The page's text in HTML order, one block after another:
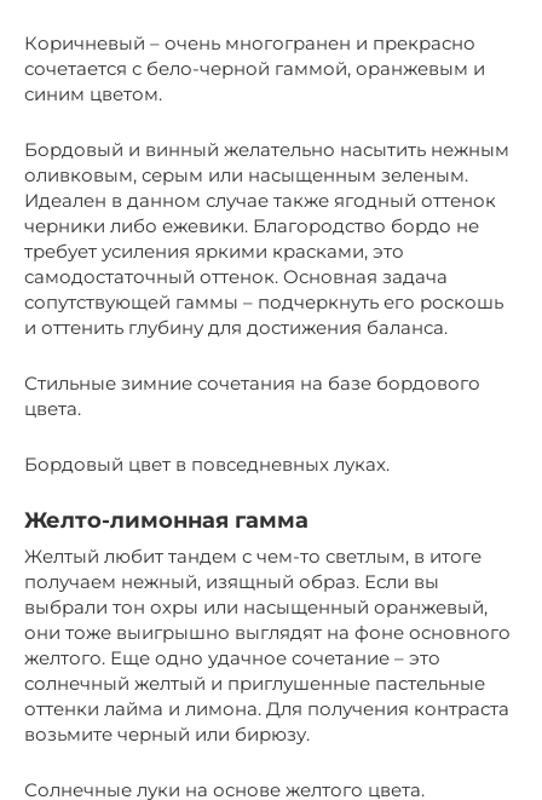
Коричневый – очень многогранен и прекрасно
сочетается с бело-черной гаммой, оранжевым и
синим цветом.
Бордовый и винный желательно насытить нежным
оливковым, серым или насыщенным зеленым.
Идеален в данном случае также ягодный оттенок
черники либо ежевики. Благородство бордо не
требует усиления яркими красками, это
самодостаточный оттенок. Основная задача
сопутствующей гаммы – подчеркнуть его роскошь
и оттенить глубину для достижения баланса.
Стильные зимние сочетания на базе бордового
цвета.
Бордовый цвет в повседневных луках.
Желто-лимонная гамма
Желтый любит тандем с чем-то светлым, в итоге
получаем нежный, изящный образ. Если вы
выбрали тон охры или насыщенный оранжевый,
они тоже выигрышно выглядят на фоне основного
желтого. Еще одно удачное сочетание – это
солнечный желтый и приглушенные пастельные
оттенки лайма и лимона. Для получения контраста
возьмите черный или бирюзу.
Солнечные луки на основе желтого цвета.